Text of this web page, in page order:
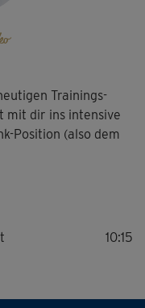
Trainings-
mit dir ins intensive
Position (also dem
– auch die
10:15